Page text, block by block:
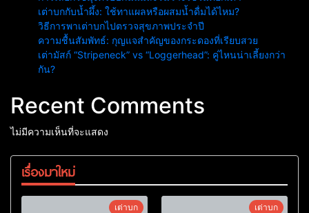
เต่าบกกับน้ำผึ้ง: ใช้ทาแผลหรือผสมน้ำดื่มได้ไหม?
วิธีการพาเต่าบกไปตรวจสุขภาพประจำปี
ความชื้นสัมพัทธ์: กุญแจสำคัญของกระดองที่เรียบสวย
เต่ามัสก์ “Stripeneck” vs “Loggerhead”: คู่ไหนน่าเลี้ยงกว่า
กัน?
Recent Comments
ไม่มีความเห็นที่จะแสดง
เรื่องมาใหม่
เต่าบก เต่าบก